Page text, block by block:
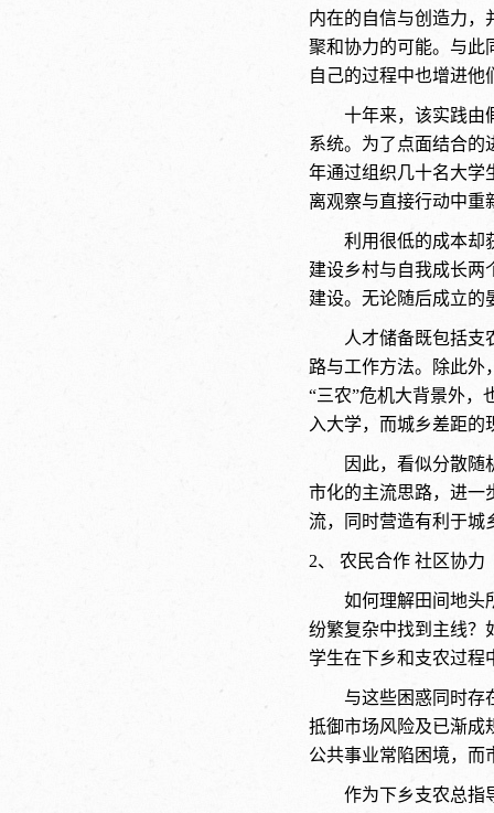
内在的自信与创造力，
聚和协力的可能。与此
自己的过程中也增进他
十年来，该实践由
系统。为了点面结合的
年通过组织几十名大学
离观察与直接行动中重
利用很低的成本却
建设乡村与自我成长两
建设。无论随后成立的
人才储备既包括支
路与工作方法。除此外
“三农”危机大背景外，
入大学，而城乡差距
因此，看似分散
市化的主流思路，进一
流，同时营造有利于城
2、 农民合作 社区协力
如何理解田间地头
纷繁复杂中找到主线？
学生在下乡和支农过程
与这些困惑同时存
抵御市场风险及已渐成
公共事业常陷困境，而
作为下乡支农总指